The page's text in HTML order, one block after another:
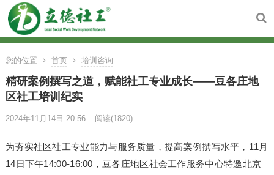
您的位置 首页 培训咨询
精研案例撰写之道，赋能社工专业成长——豆各庄地
区社工培训纪实
2024年11月14日 20:56 阅读(1820)
为夯实社区社工专业能力与服务质量，提高案例撰写水平，11月
14日下午14:00-16:00，豆各庄地区社会工作服务中心特邀北京